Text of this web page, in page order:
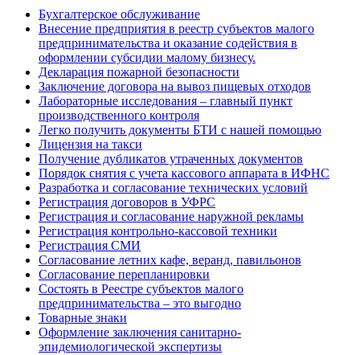
Бухгалтерское обслуживание
Внесение предприятия в реестр субъектов малого
предпринимательства и оказание содействия в
оформлении субсидии малому бизнесу.
Декларация пожарной безопасности
Заключение договора на вывоз пищевых отходов
Лабораторные исследования – главный пункт
производственного контроля
Легко получить документы БТИ с нашей помощью
Лицензия на такси
Получение дубликатов утраченных документов
Порядок снятия с учета кассового аппарата в ИФНС
Разработка и согласование технических условий
Регистрация договоров в УФРС
Регистрация и согласование наружной рекламы
Регистрация контрольно-кассовой техники
Регистрация СМИ
Согласование летних кафе, веранд, павильонов
Согласование перепланировки
Состоять в Реестре субъектов малого
предпринимательства – это выгодно
Товарные знаки
Оформление заключения санитарно-
эпидемиологической экспертизы